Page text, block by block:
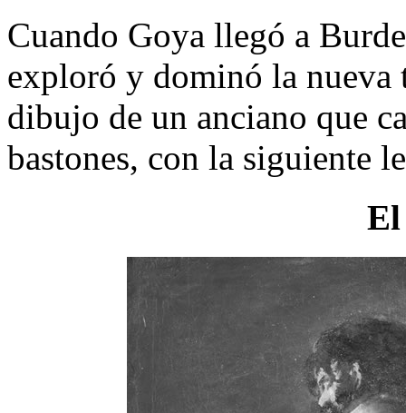
Cuando Goya llegó a
exploró y dominó la nueva
dibujo de un anciano que
bastones, con la siguiente
El